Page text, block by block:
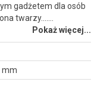
gadżetem dla osób
twarzy....…
Pokaż więcej...
mm